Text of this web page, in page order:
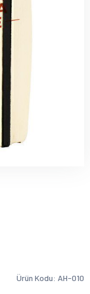
Ürün Kodu: AH-010